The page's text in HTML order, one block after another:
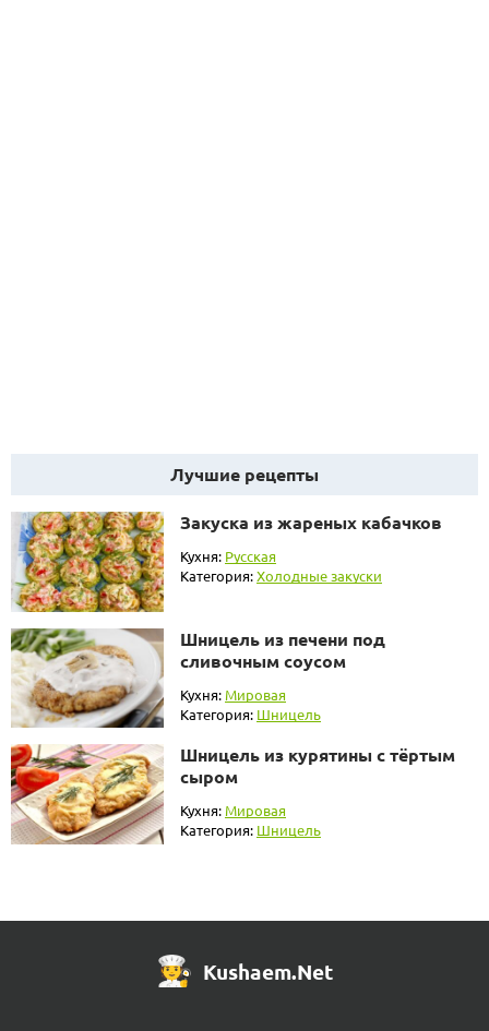
Лучшие рецепты
Закуска из жареных кабачков
Кухня: Русская
Категория:Холодные закуски
Шницель из печени под
сливочным соусом
Кухня: Мировая
Категория: Шницель
Шницель из курятины с тёртым
сыром
Кухня:Мировая
Категория: Шницель
Kushaem.Net